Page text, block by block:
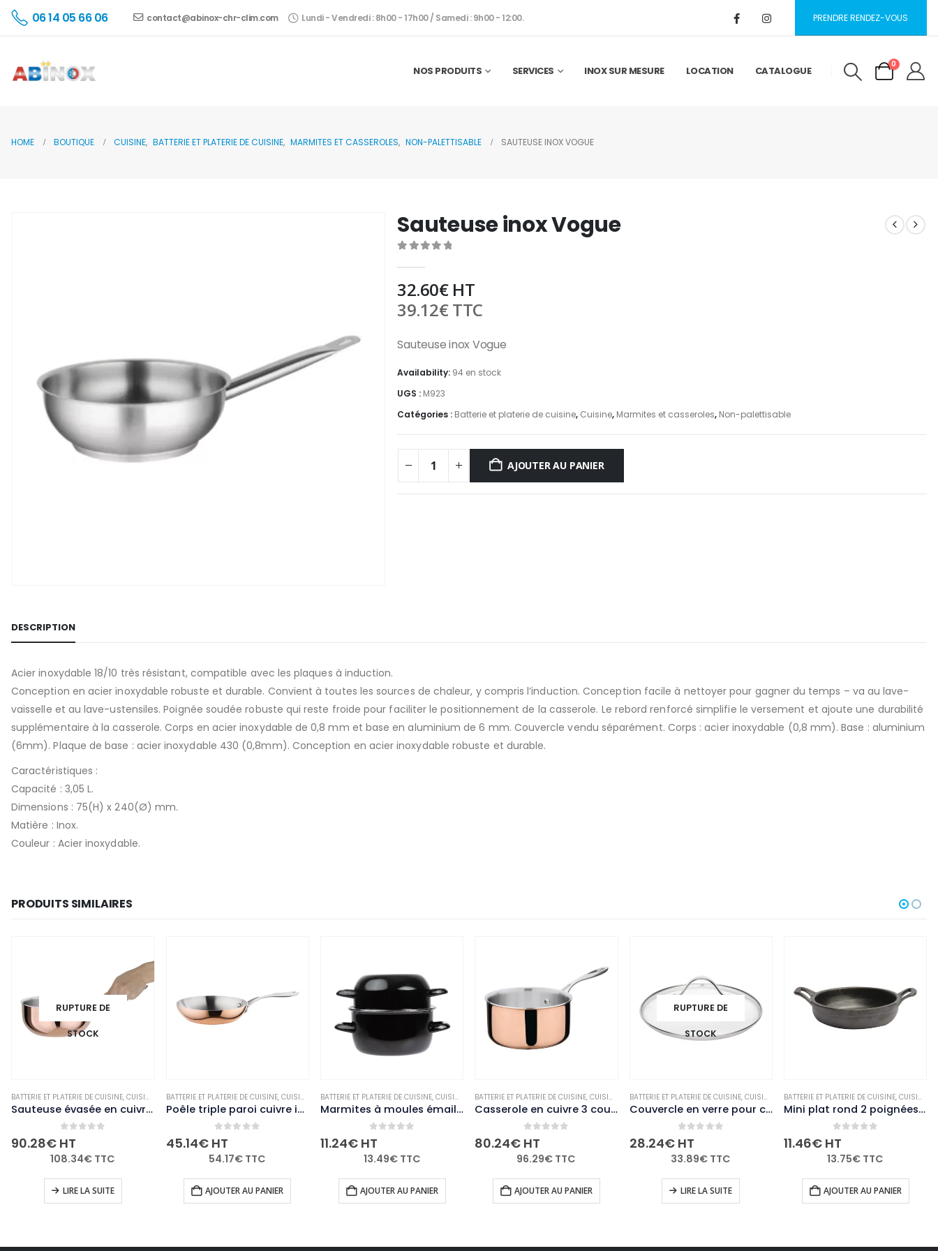
06 14 05 66 06 contact@abinox-chr-clim.com Lundi - Vendredi : 8h00 - 17h00 / Samedi : 9h00 - 12:00. PRENDRE RENDEZ-VOUS
NOS PRODUITS SERVICES INOX SUR MESURE LOCATION CATALOGUE
0
HOME BOUTIQUE CUISINE, BATTERIE ET PLATERIE DE CUISINE, MARMITES ET CASSEROLES, NON-PALETTISABLE SAUTEUSE INOX VOGUE
Sauteuse inox Vogue
32.60€HT
39.12€TTC
Sauteuse inox Vogue
Availability: 94 en stock
UGS : M923
Catégories : Batterie et platerie de cuisine, Cuisine, Marmites et casseroles, Non-palettisable
AJOUTER AU PANIER
DESCRIPTION
Acier inoxydable 18/10 très résistant, compatible avec les plaques à induction.
Conception en acier inoxydable robuste et durable. Convient à toutes les sources de chaleur, y compris l’induction. Conception facile à nettoyer pour gagner du temps – va au lave-
vaisselle et au lave-ustensiles. Poignée soudée robuste qui reste froide pour faciliter le positionnement de la casserole. Le rebord renforcé simplifie le versement et ajoute une durabilité
supplémentaire à la casserole. Corps en acier inoxydable de 0,8 mm et base en aluminium de 6 mm. Couvercle vendu séparément. Corps : acier inoxydable (0,8 mm). Base : aluminium
(6mm). Plaque de base : acier inoxydable 430 (0,8mm). Conception en acier inoxydable robuste et durable.
Caractéristiques :
Capacité : 3,05 L.
Dimensions : 75(H) x 240(Ø) mm.
Matière : Inox.
Couleur : Acier inoxydable.
PRODUITS SIMILAIRES
MARMITES ET CASSEROLES,NON-PALETTISABLE
RUPTURE DE
STOCK
BATTERIE ET PLATERIE DE CUISINE,CUISINE MARMITES ET CASSEROLES,NON-PALETTISABLE
Sauteuse évasée en cuivre 3 couches induction Vogue 200mm
90.28€ HT
108.34€ TTC
LIRE LA SUITE
BATTERIE ET PLATERIE DE CUISINE, CUISINE MARMITES ET CASSEROLES,NON-PALETTISABLE
Poêle triple paroi cuivre induction Vogue 200mm
45.14€HT
54.17€ TTC
AJOUTER AU PANIER
BATTERIE ET PLATERIE DE CUISINE, CUISINE MARMITES ET CASSEROLES,NON-PALETTISABLE
Marmites à moules émaillées Olympia 1kg
11.24€HT
13.49€TTC
AJOUTER AU PANIER
BATTERIE ET PLATERIE DE CUISINE,CUISINE MARMITES ET CASSEROLES,NON-PALETTISABLE
Casserole en cuivre 3 couches induction Vogue 180mm
80.24€ HT
96.29€ TTC
AJOUTER AU PANIER
RUPTURE DE
STOCK
BATTERIE ET PLATERIE DE CUISINE, CUISINE MARMITES ET CASSEROLES,NON-PALETTISABLE
Couvercle en verre pour casserole Vogue 160mm
28.24€HT
33.89€ TTC
LIRE LA SUITE
BATTERIE ET PLATERIE DE CUISINE, CUISINE
Mini plat rond 2 poignées Comas 120 mm
11.46€HT
13.75€ TTC
AJOUTER AU PANIER